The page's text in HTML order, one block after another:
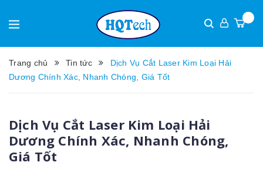
Trang chủ Tin tức
Dịch Vụ Cắt Laser Kim Loại Hải
Dương Chính Xác, Nhanh Chóng, Giá Tốt
Dịch Vụ Cắt Laser Kim Loại Hải
Dương Chính Xác, Nhanh Chóng,
Giá Tốt